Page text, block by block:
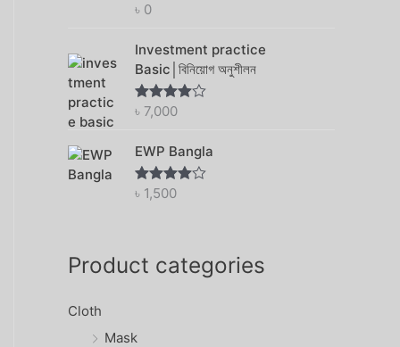
Rated
৳ 0
Investment practice
Basic│বিনিয়োগ অনুশীলন
Rated4.56
৳ 7,000
EWP Bangla
Rated
৳ 1,500
Product categories
Cloth
Mask